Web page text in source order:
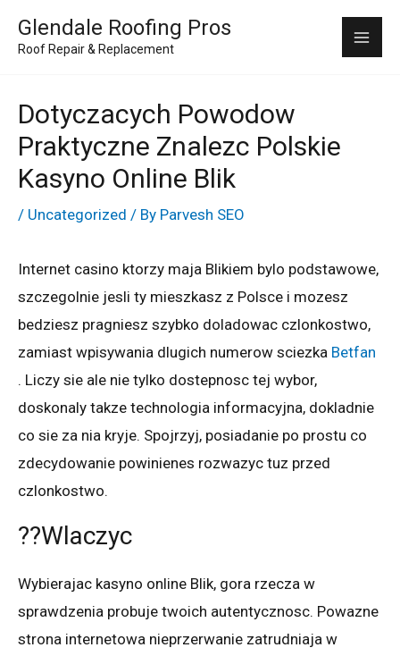
Glendale Roofing Pros
Roof Repair & Replacement
Dotyczacych Powodow
Praktyczne Znalezc Polskie
Kasyno Online Blik
/ Uncategorized / By Parvesh SEO
Internet casino ktorzy maja Blikiem bylo podstawowe,
szczegolnie jesli ty mieszkasz z Polsce i mozesz
bedziesz pragniesz szybko doladowac czlonkostwo,
zamiast wpisywania dlugich numerow sciezka Betfan
. Liczy sie ale nie tylko dostepnosc tej wybor,
doskonaly takze technologia informacyjna, dokladnie
co sie za nia kryje. Spojrzyj, posiadanie po prostu co
zdecydowanie powinienes rozwazyc tuz przed
czlonkostwo.
??Wlaczyc
Wybierajac kasyno online Blik, gora rzecza w
sprawdzenia probuje twoich autentycznosc. Powazne
strona internetowa nieprzerwanie zatrudniaja w